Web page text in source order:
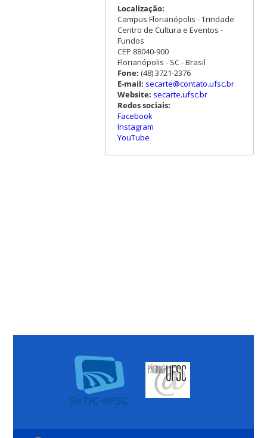
Localização:
Campus Florianópolis - Trindade
Centro de Cultura e Eventos -
Fundos
CEP 88040-900
Florianópolis - SC - Brasil
Fone: (48) 3721-2376
E-mail: secarte@contato.ufsc.br
Website: secarte.ufsc.br
Redes sociais:
Facebook
Instagram
YouTube